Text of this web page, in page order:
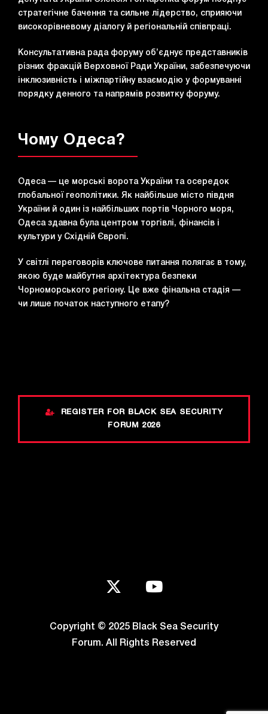
стратегічне бачення та сильне лідерство, сприяючи
високорівневому діалогу й регіональній співпраці.
Консультативна рада форуму об’єднує представників
різних фракцій Верховної Ради України, забезпечуючи
інклюзивність і міжпартійну взаємодію у формуванні
порядку денного та напрямів розвитку форуму.
Чому Одеса?
Одеса — це морські ворота України та осередок
глобальної геополітики. Як найбільше місто півдня
України й один із найбільших портів Чорного моря,
Одеса здавна була центром торгівлі, фінансів і
культури у Східній Європі.
У світлі переговорів ключове питання полягає в тому,
якою буде майбутня архітектура безпеки
Чорноморського регіону. Це вже фінальна стадія —
чи лише початок наступного етапу?
REGISTER FOR BLACK SEA SECURITY
FORUM 2026
Copyright © 2025 Black Sea Security
Forum. All Rights Reserved